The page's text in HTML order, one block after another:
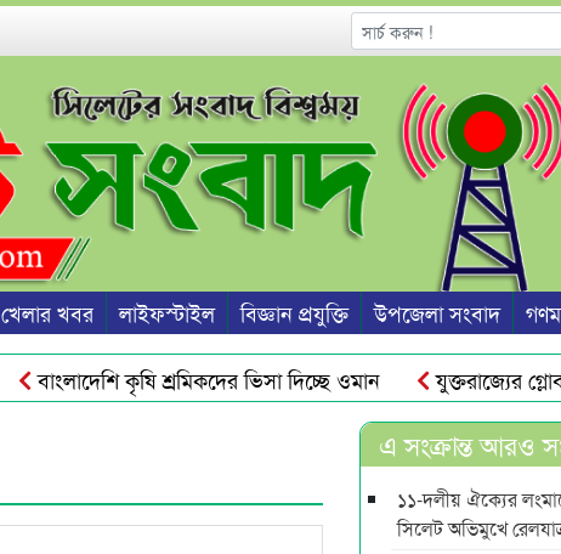
খেলার খবর লাইফস্টাইল বিজ্ঞান প্রযুক্তি উপজেলা সংবাদ
বাংলাদেশি কৃষি শ্রমিকদের ভিসা দিচ্ছে ওমান
যুক্তরাজ্যের
সিলেট নগরীতে যানজট নিরসনে
এ সংক্রান্ত আরও
১১-দলীয় ঐক্যের
সিলেট অভিমুখে